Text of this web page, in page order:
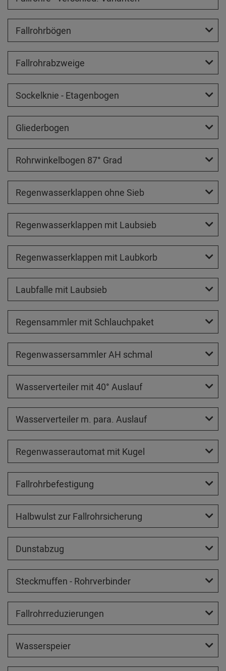
Fallrohrbögen
Fallrohrabzweige
Sockelknie - Etagenbogen
Gliederbogen
Rohrwinkelbogen 87° Grad
Regenwasserklappen ohne Sieb
Regenwasserklappen mit Laubsieb
Regenwasserklappen mit Laubkorb
Laubfalle mit Laubsieb
Regensammler mit Schlauchpaket
Regenwassersammler AH schmal
Wasserverteiler mit 40° Auslauf
Wasserverteiler m. para. Auslauf
Regenwasserautomat mit Kugel
Fallrohrbefestigung
Halbwulst zur Fallrohrsicherung
Dunstabzug
Steckmuffen - Rohrverbinder
Fallrohrreduzierungen
Wasserspeier